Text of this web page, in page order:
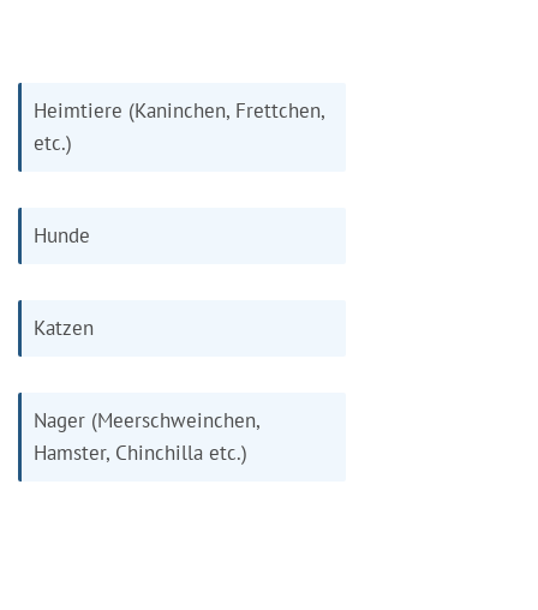
Heimtiere (Kaninchen, Frettchen,
etc.)
Hunde
Katzen
Nager (Meerschweinchen,
Hamster, Chinchilla etc.)